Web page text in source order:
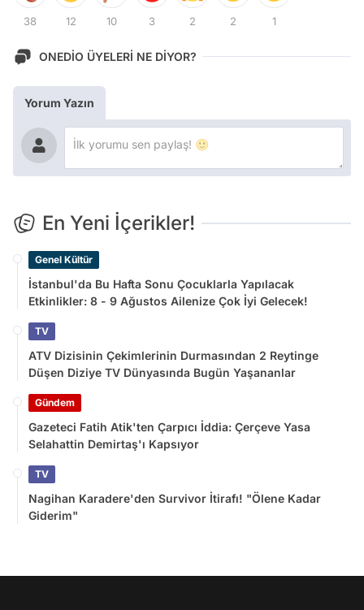
38 12 10 3 2 2 1
ONEDİO ÜYELERİ NE DİYOR?
Yorum Yazın
En Yeni İçerikler!
Genel Kültür
İstanbul'da Bu Hafta Sonu Çocuklarla Yapılacak
Etkinlikler: 8 - 9 Ağustos Ailenize Çok İyi Gelecek!
TV
ATV Dizisinin Çekimlerinin Durmasından 2 Reytinge
Düşen Diziye TV Dünyasında Bugün Yaşananlar
Gündem
Gazeteci Fatih Atik'ten Çarpıcı İddia: Çerçeve Yasa
Selahattin Demirtaş'ı Kapsıyor
TV
Nagihan Karadere'den Survivor İtirafı! "Ölene Kadar
Giderim"